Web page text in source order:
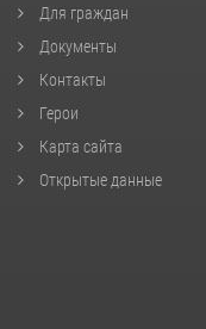
Для граждан
Документы
Контакты
Герои
Карта сайта
Открытые данные